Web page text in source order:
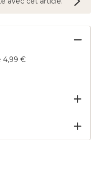
4,99 €